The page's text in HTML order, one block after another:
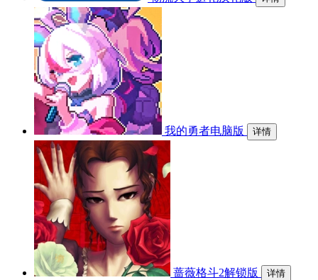
我的勇者电脑版 详情
蔷薇格斗2解锁版 详情